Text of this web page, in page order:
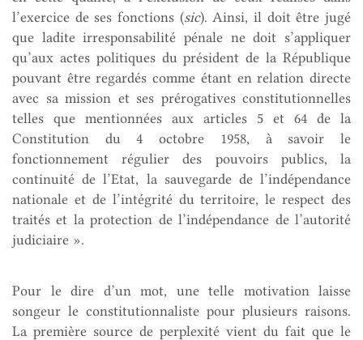
l’exercice de ses fonctions (sic). Ainsi, il doit être jugé
que ladite irresponsabilité pénale ne doit s’appliquer
qu’aux actes politiques du président de la République
pouvant être regardés comme étant en relation directe
avec sa mission et ses prérogatives constitutionnelles
telles que mentionnées aux articles 5 et 64 de la
Constitution du 4 octobre 1958, à savoir le
fonctionnement régulier des pouvoirs publics, la
continuité de l’Etat, la sauvegarde de l’indépendance
nationale et de l’intégrité du territoire, le respect des
traités et la protection de l’indépendance de l’autorité
judiciaire ».
Pour le dire d’un mot, une telle motivation laisse
songeur le constitutionnaliste pour plusieurs raisons.
La première source de perplexité vient du fait que le